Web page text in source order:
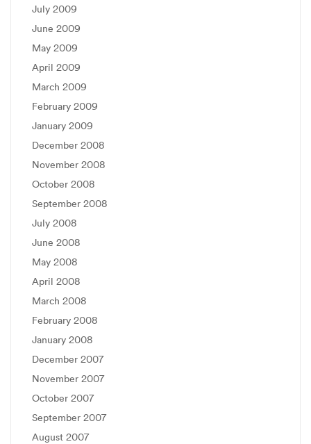
July 2009
June 2009
May 2009
April 2009
March 2009
February 2009
January 2009
December 2008
November 2008
October 2008
September 2008
July 2008
June 2008
May 2008
April 2008
March 2008
February 2008
January 2008
December 2007
November 2007
October 2007
September 2007
August 2007